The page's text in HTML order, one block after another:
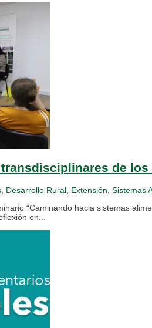
de
Desarrollo Rural Extensión Sistemas
“Caminando hacia sistemas
en...